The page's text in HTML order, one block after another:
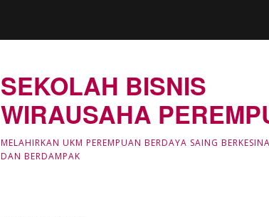
SEKOLAH BISNIS
WIRAUSAHA
MELAHIRKAN UKM PEREMPUAN BERDAYA SAING
DAN BERDAMPAK